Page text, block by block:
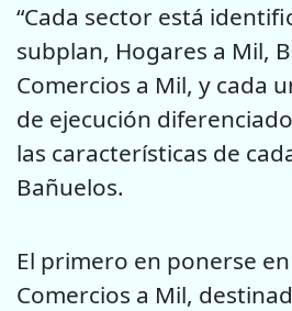
“Cada sector está
subplan, Hogares a Mil,
Comercios a Mil, y cada
de ejecución
las características de
Bañuelos.
El primero en ponerse
Comercios a Mil,